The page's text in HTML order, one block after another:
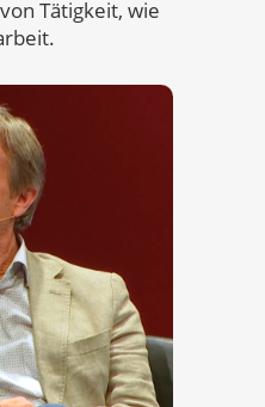
Tätigkeit, wie